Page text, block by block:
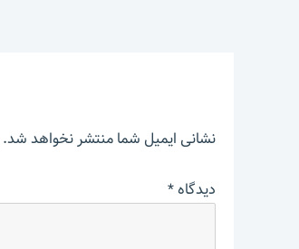
نشانی ایمیل شما منتشر نخواهد شد.
دیدگاه*